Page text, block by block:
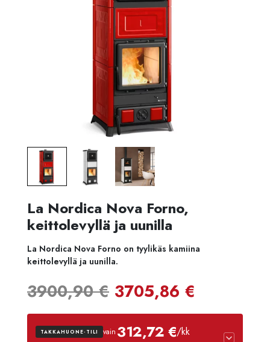
La Nordica Nova Forno,
keittolevyllä ja uunilla
La Nordica Nova Forno on tyylikäs kamiina
keittolevyllä ja uunilla.
3900,90€ Alkuperäinen
hinta
3705,86 €
hinta
TAKKAHUONE-TILI vain 312,72 €/kk